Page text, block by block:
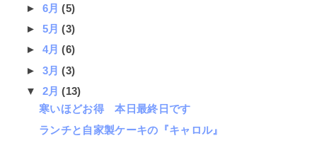
► 6月(5)
► 5月(3)
► 4月(6)
► 3月(3)
▼ 2月(13)
寒いほどお得 本日最終日です
ランチと自家製ケーキの『キャロル』